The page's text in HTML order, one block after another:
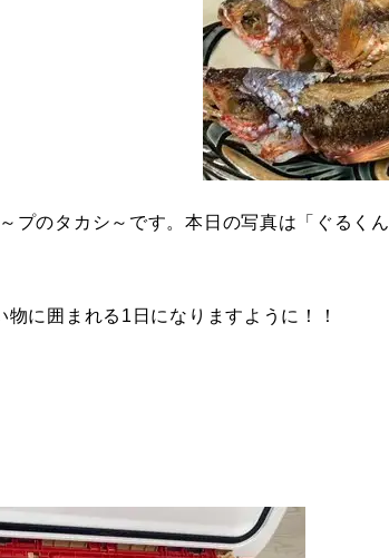
のタカシ～です。本日の写真は「ぐるく
に囲まれる1日になりますように！！